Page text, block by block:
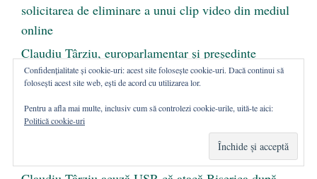
solicitarea de eliminare a unui clip video din mediul
online
Claudiu Târziu, europarlamentar și președinte
Acțiunea Conservatoare: „Dacă România își
abandonează ciobanii, își abandonează o parte din
suflet”
Conducerea Acțiunii Conservatoare, la Aiud, în
campania națională pentru abrogarea Legii Vexler
Confidențialitate și cookie-uri: acest site folosește cookie-uri. Dacă continui să
folosești acest site web, ești de acord cu utilizarea lor.
Pentru a afla mai multe, inclusiv cum să controlezi cookie-urile, uită-te aici:
Politică cookie-uri